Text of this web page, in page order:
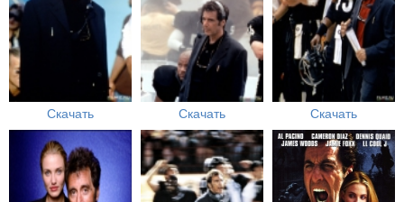
Скачать Скачать Скачать